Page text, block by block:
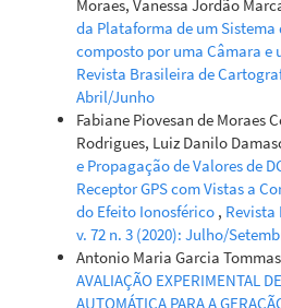
Moraes, Vanessa Jordão
da Plataforma de um
composto por uma Câmara e
Revista Brasileira de
Abril/Junho
Fabiane Piovesan de Moraes
Rodrigues, Luiz Danilo
e Propagação de Valores de
Receptor GPS com Vistas a
do Efeito Ionosférico ,
v. 72 n. 3 (2020): Julho/
Antonio Maria Garcia
AVALIAÇÃO EXPERIMENTAL
AUTOMÁTICA PARA A